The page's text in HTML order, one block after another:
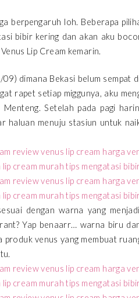
berpengaruh loh. Beberapa
bibir kering dan akan aku
Lip Cream kemarin.
dimana Bekasi belum sempat
rapet setiap miggunya, aku
Setelah pada pagi
haluan menuju stasiun untuk
dengan warna yang
Yap benaarr… warna biru
venus yang membuat